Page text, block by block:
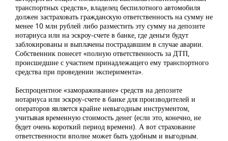
транспортных средств», владелец беспилотного автомобиля
должен застраховать гражданскую ответственность на сумму не
менее 10 млн рублей либо разместить эту сумму на депозите
нотариуса или на эскроу-счете в банке, где деньги будут
заблокированы и выплачены пострадавшим в случае аварии.
Собственник понесет «полную ответственность за ДТП,
происшедшие с участием принадлежащего ему транспортного
средства при проведении эксперимента».
Беспроцентное «замораживание» средств на депозите
нотариуса или эскроу-счете в банке для производителей и
операторов является крайне невыгодным инструментом,
учитывая временную стоимость денег (если это, конечно, не
будет очень короткий период времени). А вот страхование
ответственности вполне может быть удобным и выгодным.